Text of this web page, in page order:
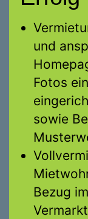
und
Fotos
sowie
Bezug